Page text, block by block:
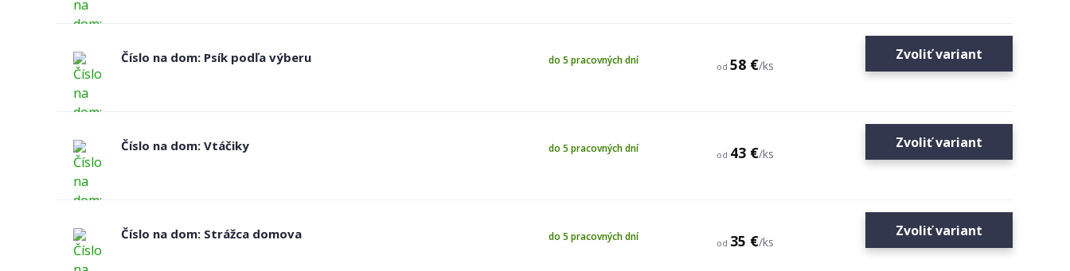
Číslo na dom: Psík podľa výberu
od 58 €/ks
do 5 pracovných dní Zvoliť variant
Číslo na dom: Vtáčiky
od 43 €/ks
do 5 pracovných dní Zvoliť variant
Číslo na dom: Strážca domova
od 35 €/ks
do 5 pracovných dní Zvoliť variant